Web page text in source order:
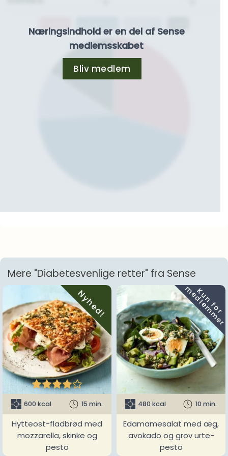
Næringsindhold er en del af Sense
medlemsskabet
Bliv medlem
Mere "Diabetesvenlige retter" fra Sense
Nyhed!

600 kcal 15 min.
Hytteost-fladbrød med
mozzarella, skinke og
pesto
K
u
n
f
o
r
m
e
d
l
e
m
m
e
r
480 kcal 10 min.
Edamamesalat med æg,
avokado og grov urte-
pesto